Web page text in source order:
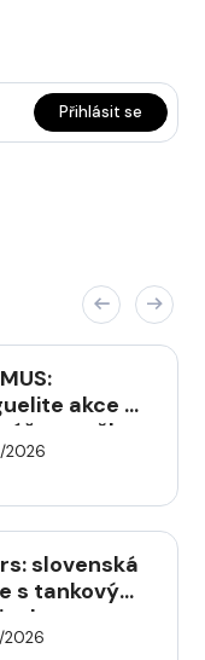
Přihlásit se
akce s
vyšla v
2026
slovenská
s tankovými
do
na
2026